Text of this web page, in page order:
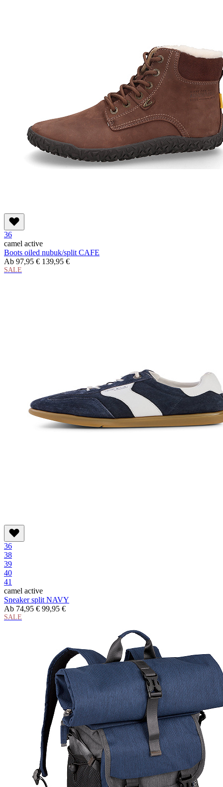
36
camel active
Boots oiled nubuk/split CAFE
Ab 97,95 € 139,95 €
SALE
36
38
39
40
41
camel active
Sneaker split NAVY
Ab 74,95 € 99,95 €
SALE